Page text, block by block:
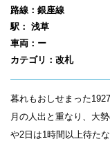
路線：銀座線
駅： 浅草
車両：ー
カテゴリ：改札
暮れもおしせまった
月の人出と重なり、大
や2日は1時間以上待た